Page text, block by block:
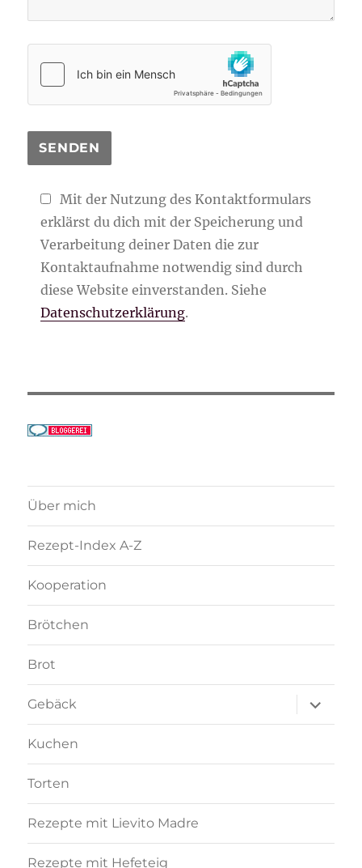
Mit der Nutzung des Kontaktformulars
erklärst du dich mit der Speicherung und
Verarbeitung deiner Daten die zur
Kontaktaufnahme notwendig sind durch
diese Website einverstanden. Siehe
Datenschutzerklärung.
Über mich
Rezept-Index A-Z
Kooperation
Brötchen
Brot
Gebäck
anzeigen
Kuchen
Torten
Rezepte mit Lievito Madre
Rezepte mit Hefeteig